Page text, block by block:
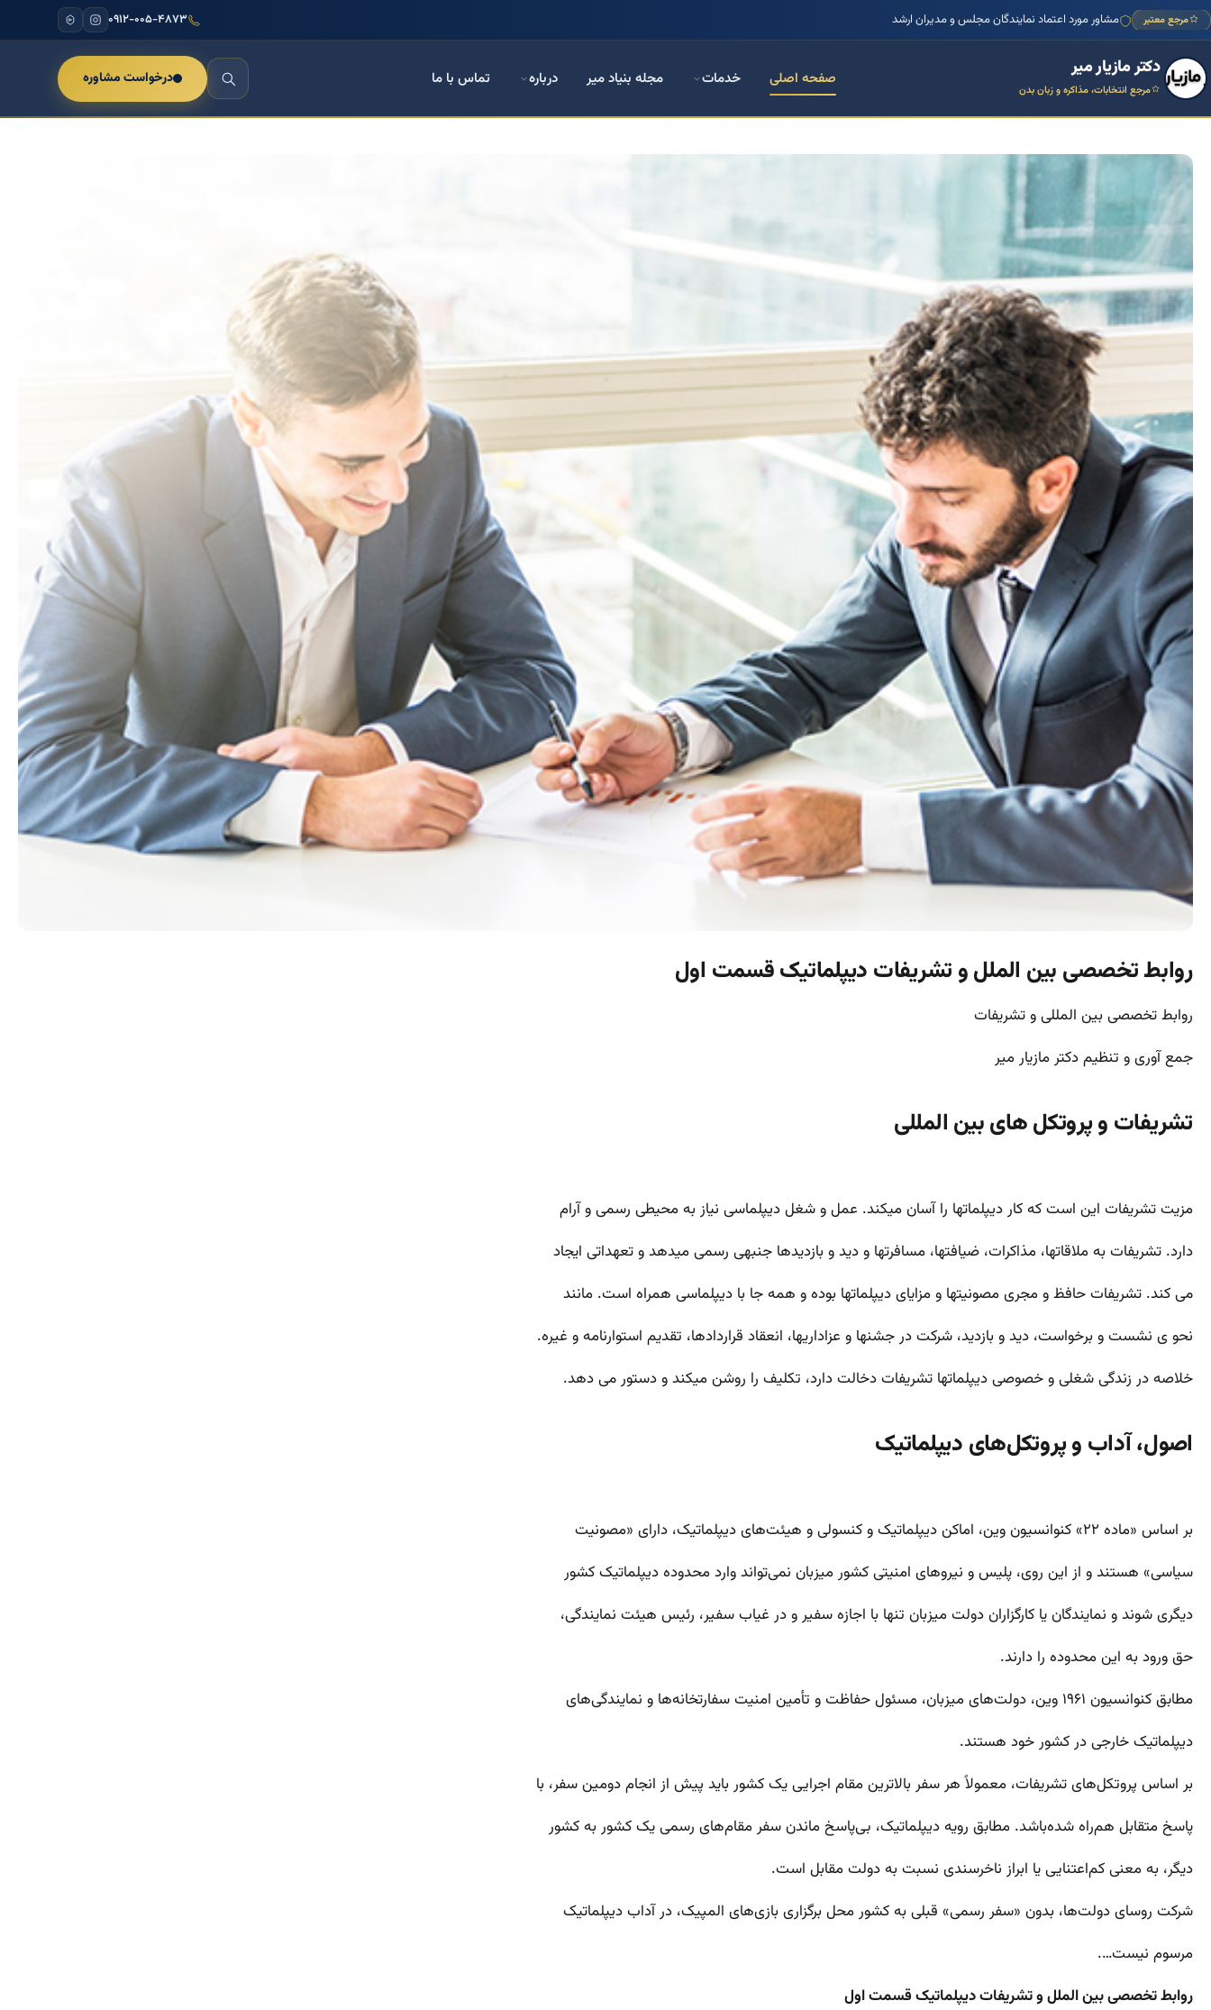
مرجع معتبر منتور بیش از ۱۰۰۰ کسب‌وکار ایرانی ۰۹۱۲-۰۰۵-۴۸۷۳
دکتر مازیار میر
مرجع انتخابات، مذاکره و زبان بدن
صفحه اصلی خدمات مجله بنیاد میر درباره تماس با ما درخواست مشاوره
روابط تخصصی بین الملل و تشریفات دیپلماتیک قسمت اول
روابط تخصصی بین المللی و تشریفات
جمع آوری و تنظیم دکتر مازیار میر
تشریفات و پروتکل های بین المللی
مزیت تشریفات این است که کار دیپلمات­ها را آسان می­کند. عمل و شغل دیپلماسی نیاز به محیطی رسمی و آرام
دارد. تشریفات به ملاقات­ها، مذاکرات، ضیافت­ها، مسافرت­ها و دید و بازدیدها جنبه­ی رسمی می­دهد و تعهداتی ایجاد
می ­کند. تشریفات حافظ و مجری مصونیت­ها و مزایای دیپلمات­ها بوده و همه جا با دیپلماسی همراه است. مانند
نحو ­ی نشست و برخواست، دید و بازدید، شرکت در جشن­ها و عزاداری­ها، انعقاد قراردادها، تقدیم استوارنامه و غیره.
خلاصه در زندگی شغلی و خصوصی دیپلمات­ها تشریفات دخالت دارد، تکلیف را روشن می­کند و دستور می­ دهد.
اصول، آداب و پروتکل‌های دیپلماتیک
بر اساس «ماده ۲۲» کنوانسیون وین، اماکن دیپلماتیک و کنسولی و هیئت‌های دیپلماتیک، دارای «مصونیت
سیاسی» هستند و از این روی، پلیس و نیروهای امنیتی کشور میزبان نمی‌تواند وارد محدوده دیپلماتیک کشور
دیگری شوند و نمایندگان یا کارگزاران دولت میزبان تنها با اجازه سفیر و در غیاب سفیر، رئیس هیئت نمایندگی،
حق ورود به این محدوده را دارند.
مطابق کنوانسیون ۱۹۶۱ وین، دولت‌های میزبان، مسئول حفاظت و تأمین امنیت سفارتخانه‌ها و نمایندگی‌های
دیپلماتیک خارجی در کشور خود هستند.
بر اساس پروتکل‌های تشریفات، معمولاً هر سفر بالاترین مقام اجرایی یک کشور باید پیش از انجام دومین سفر، با
پاسخ متقابل هم‌راه شده‌باشد. مطابق رویه دیپلماتیک، بی‌پاسخ ماندن سفر مقام‌های رسمی یک کشور به کشور
دیگر، به معنی کم‌اعتنایی یا ابراز ناخرسندی نسبت به دولت مقابل است.
شرکت روسای دولت‌ها، بدون «سفر رسمی» قبلی به کشور محل برگزاری بازی‌های المپیک، در آداب دیپلماتیک
مرسوم نیست….
روابط تخصصی بین الملل و تشریفات دیپلماتیک قسمت اول